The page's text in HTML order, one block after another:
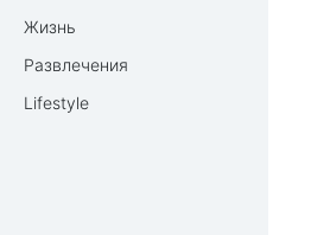
Жизнь
Развлечения
Lifestyle